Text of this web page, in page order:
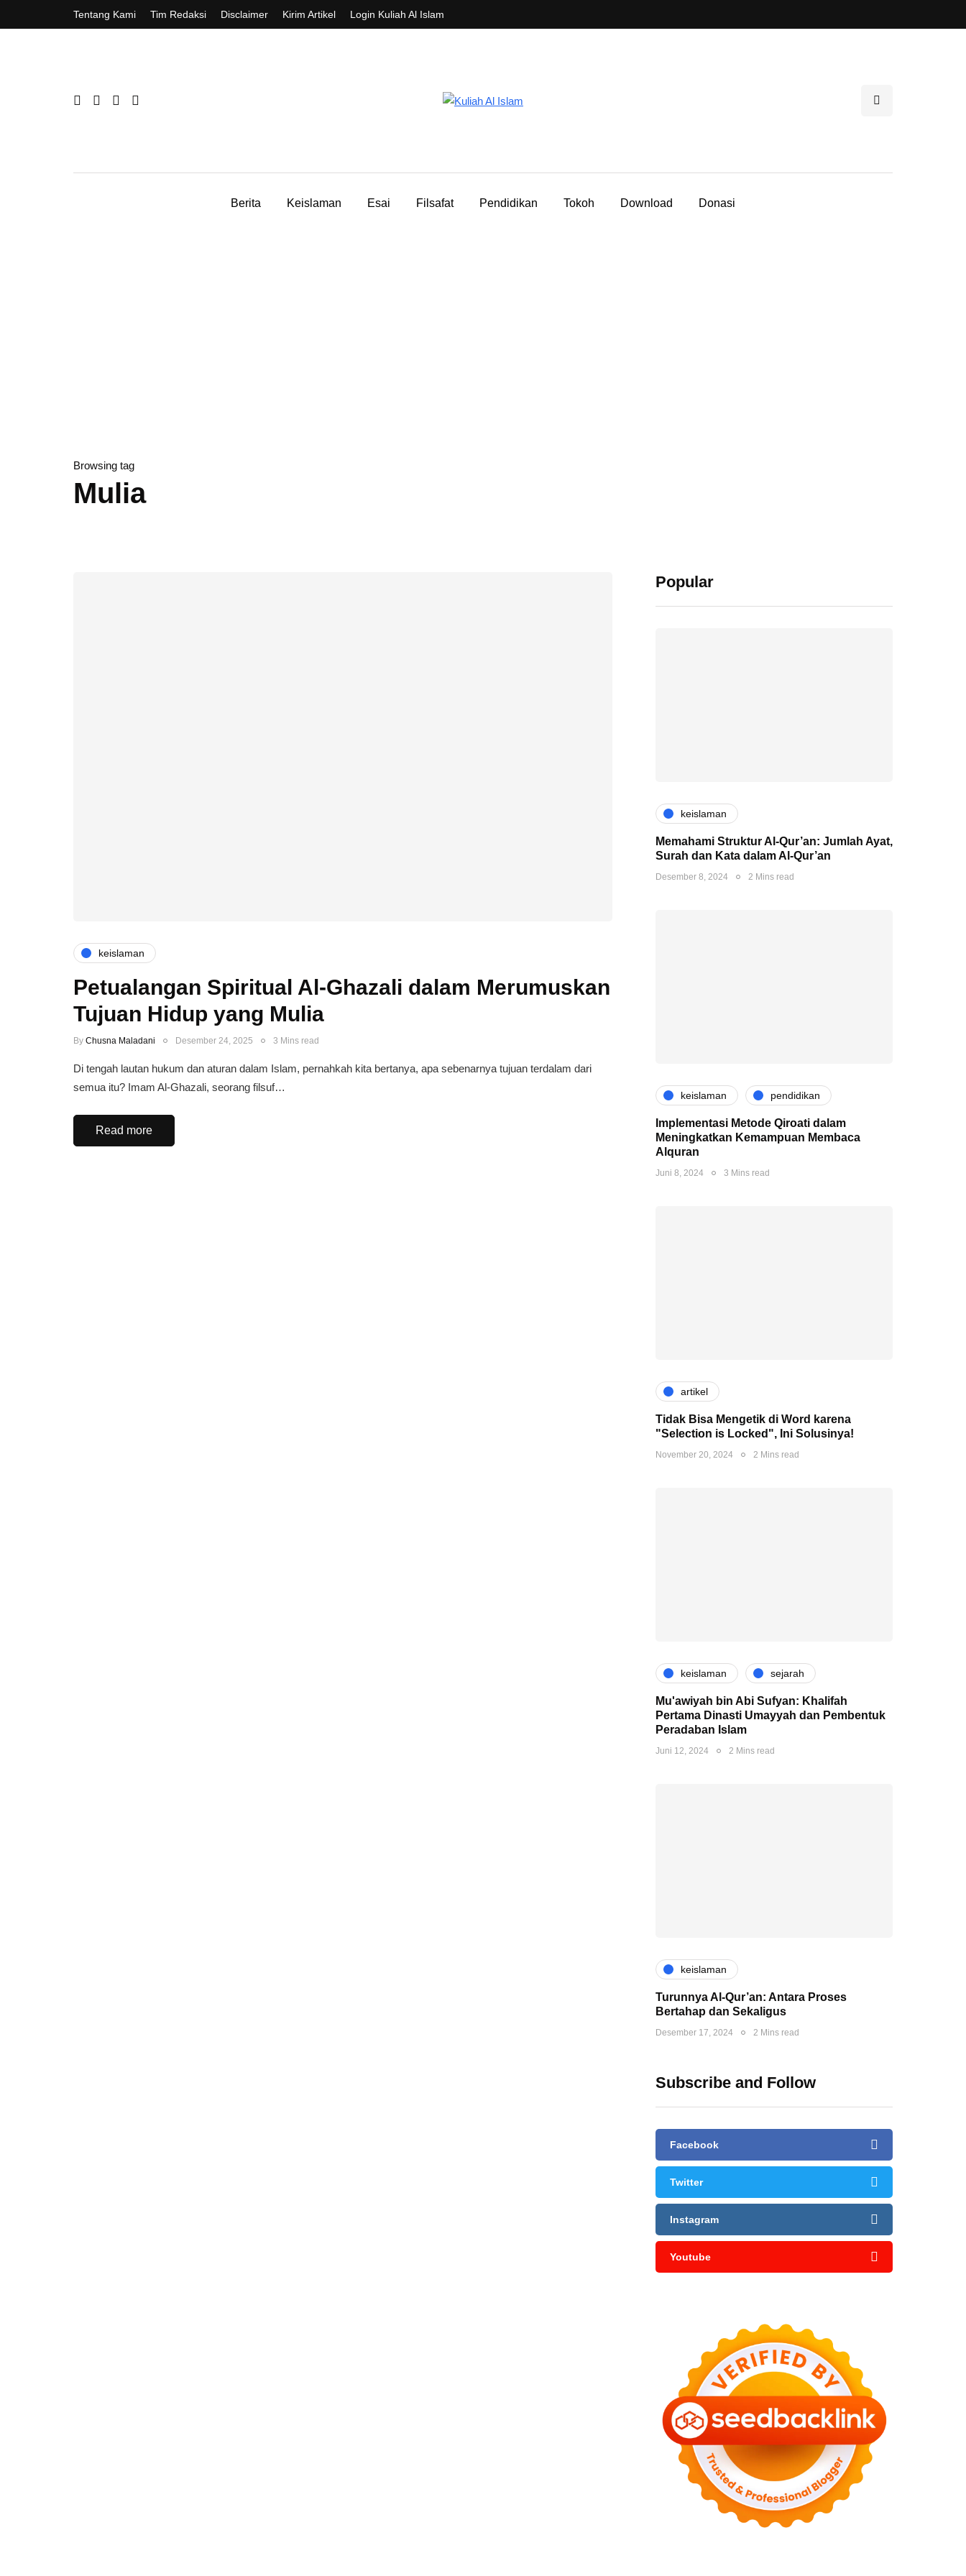
Tentang Kami Tim Redaksi Disclaimer Kirim Artikel Login Kuliah Al Islam
Berita Keislaman Esai Filsafat Pendidikan Tokoh Download Donasi
Browsing tag
Mulia
keislaman
Petualangan Spiritual Al-Ghazali dalam Merumuskan
Tujuan Hidup yang Mulia
By Chusna Maladani Desember 24, 2025 3 Mins read
Di tengah lautan hukum dan aturan dalam Islam, pernahkah kita bertanya, apa sebenarnya tujuan terdalam dari
semua itu? Imam Al-Ghazali, seorang filsuf…
Read more
Popular
keislaman
Memahami Struktur Al-Qur’an: Jumlah Ayat,
Surah dan Kata dalam Al-Qur’an
Desember 8, 2024 2 Mins read
keislaman pendidikan
Implementasi Metode Qiroati dalam
Meningkatkan Kemampuan Membaca
Alquran
Juni 8, 2024 3 Mins read
artikel
Tidak Bisa Mengetik di Word karena
"Selection is Locked", Ini Solusinya!
November 20, 2024 2 Mins read
keislaman sejarah
Mu'awiyah bin Abi Sufyan: Khalifah
Pertama Dinasti Umayyah dan Pembentuk
Peradaban Islam
Juni 12, 2024 2 Mins read
keislaman
Turunnya Al-Qur’an: Antara Proses
Bertahap dan Sekaligus
Desember 17, 2024 2 Mins read
Subscribe and Follow
Facebook
Twitter
Instagram
Youtube